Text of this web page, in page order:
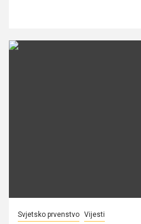
Svjetsko prvenstvo Vijesti